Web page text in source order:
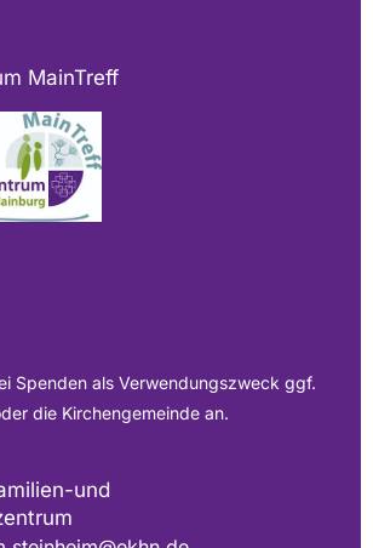
MainTreff
Spenden als Verwendungszweck ggf.
die Kirchengemeinde an.
und